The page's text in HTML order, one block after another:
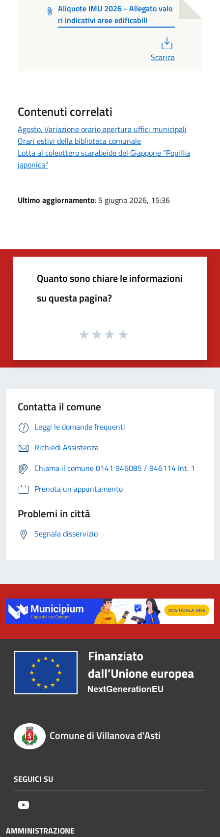
Aliquote IMU 2026 - Allegato valo
ri indicativi aree edificabili
Scarica
Contenuti correlati
Agosto. Variazione orario apertura uffici municipali
Orari estivi della biblioteca comunale
Lotta al coleottero scarabeide del Giappone "Popillia
japonica"
Ultimo aggiornamento: 5 giugno 2026, 15:36
Quanto sono chiare le informazioni
su questa pagina?
Contatta il comune
Leggi le domande frequenti
Richiedi Assistenza
Chiama il comune 0141 946085 / 946114 Int. 1
Prenota un appuntamento
Problemi in città
Segnala disservizio
Comune di Villanova d'Asti
SEGUICI SU
AMMINISTRAZIONE